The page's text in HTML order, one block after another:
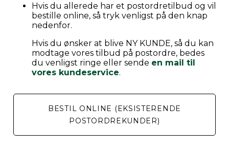
Hvis du allerede har et postordretilbud og vil
bestille online, så tryk venligst på den knap
nedenfor.
Hvis du ønsker at blive NY KUNDE, så du kan
modtage vores tilbud på postordre, bedes
du venligst ringe eller sende en mail til
vores kundeservice.
BESTIL ONLINE (EKSISTERENDE
POSTORDREKUNDER)